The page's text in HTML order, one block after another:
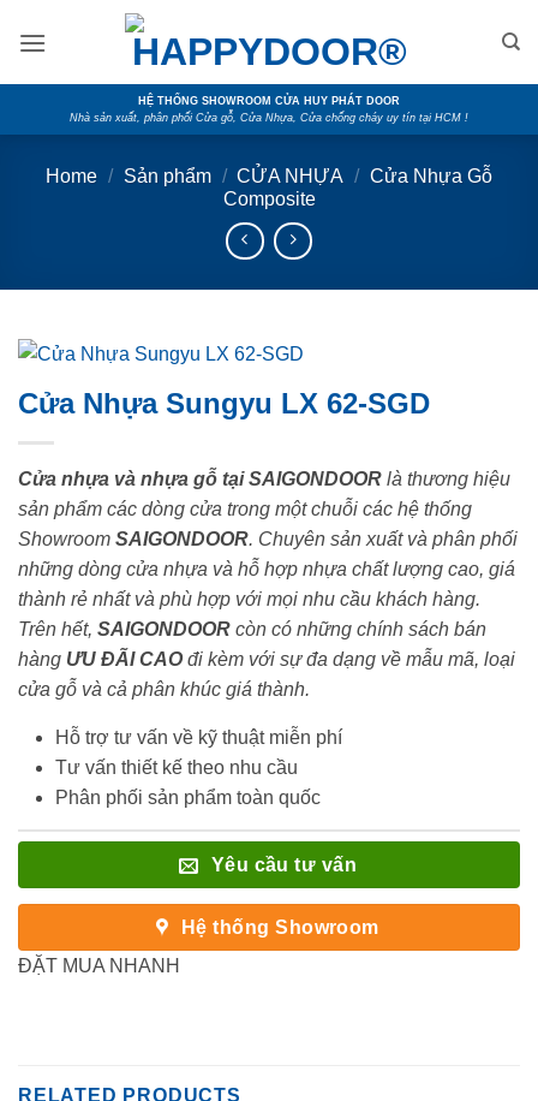
HỆ THỐNG SHOWROOM CỬA HUY PHÁT DOOR
Nhà sản xuất, phân phối Cửa gỗ, Cửa Nhựa, Cửa chống cháy uy tín tại HCM !
Home / Sản phẩm / CỬA NHỰA / Cửa Nhựa Gỗ
Composite
Cửa Nhựa Sungyu LX 62-SGD
Cửa nhựa và nhựa gỗ tại SAIGONDOOR là thương hiệu
sản phẩm các dòng cửa trong một chuỗi các hệ thống
Showroom SAIGONDOOR. Chuyên sản xuất và phân phối
những dòng cửa nhựa và hỗ hợp nhựa chất lượng cao, giá
thành rẻ nhất và phù hợp với mọi nhu cầu khách hàng.
Trên hết, SAIGONDOOR còn có những chính sách bán
hàng ƯU ĐÃI CAOđi kèm với sự đa dạng về mẫu mã, loại
cửa gỗ và cả phân khúc giá thành.
Hỗ trợ tư vấn về kỹ thuật miễn phí
Tư vấn thiết kế theo nhu cầu
Phân phối sản phẩm toàn quốc
Yêu cầu tư vấn
Hệ thống Showroom
ĐẶT MUA NHANH
RELATED PRODUCTS